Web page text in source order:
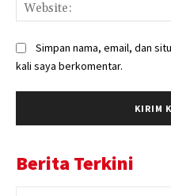
Simpan nama, email, dan
kali saya berkomentar.
Berita Terkini